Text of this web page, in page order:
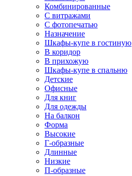
Комбинированные
С витражами
С фотопечатью
Назначение
Шкафы-купе в гостиную
В коридор
В прихожую
Шкафы-купе в спальню
Детские
Офисные
Для книг
Для одежды
На балкон
Форма
Высокие
Г-образные
Длинные
Низкие
П-образные